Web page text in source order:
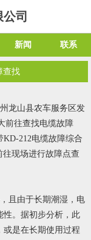
司
新闻 联系
查找
龙山县农车服务区发
前往查找电缆故障
212电缆故障综合
现场进行故障点查
且由于长期潮湿，电
性。据初步分析，此
或是在长期使用过程